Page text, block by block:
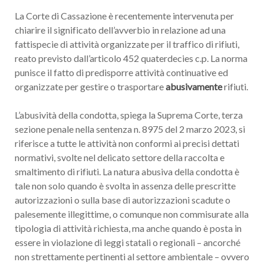
La Corte di Cassazione è recentemente intervenuta per
chiarire il significato dell’avverbio in relazione ad una
fattispecie di attività organizzate per il traffico di rifiuti,
reato previsto dall’articolo 452 quaterdecies c.p. La norma
punisce il fatto di predisporre attività continuative ed
organizzate per gestire o trasportareabusivamenterifiuti.
L’abusività della condotta, spiega la Suprema Corte, terza
sezione penale nella sentenza n. 8975 del 2 marzo 2023, si
riferisce a tutte le attività non conformi ai precisi dettati
normativi, svolte nel delicato settore della raccolta e
smaltimento di rifiuti. La natura abusiva della condotta è
tale non solo quando è svolta in assenza delle prescritte
autorizzazioni o sulla base di autorizzazioni scadute o
palesemente illegittime, o comunque non commisurate alla
tipologia di attività richiesta, ma anche quando è posta in
essere in violazione di leggi statali o regionali – ancorché
non strettamente pertinenti al settore ambientale – ovvero